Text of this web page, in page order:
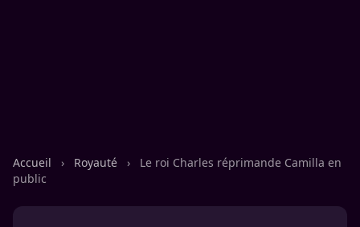
Accueil › Royauté ›
Le roi Charles réprimande Camilla en
public